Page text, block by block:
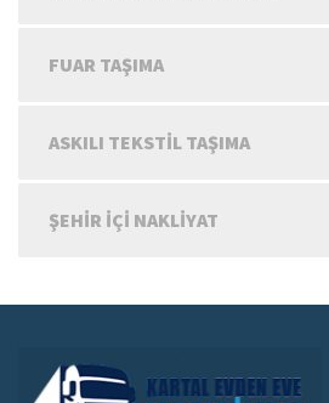
FUAR TAŞIMA
ASKILI TEKSTIL TAŞIMA
ŞEHIR IÇI NAKLIYAT